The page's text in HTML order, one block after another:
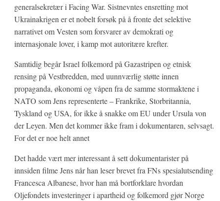
generalsekretær i Facing War. Sistnevntes ensretting mot
Ukrainakrigen er et nobelt forsøk på å fronte det selektive
narrativet om Vesten som forsvarer av demokrati og
internasjonale lover, i kamp mot autoritære krefter.
Samtidig begår Israel folkemord på Gazastripen og etnisk
rensing på Vestbredden, med uunnværlig støtte innen
propaganda, økonomi og våpen fra de samme stormaktene i
NATO som Jens representerte – Frankrike, Storbritannia,
Tyskland og USA, for ikke å snakke om EU under Ursula von
der Leyen. Men det kommer ikke fram i dokumentaren, selvsagt.
For det er noe helt annet
Det hadde vært mer interessant å sett dokumentarister på
innsiden filme Jens når han leser brevet fra FNs spesialutsending
Francesca Albanese, hvor han må bortforklare hvordan
Oljefondets investeringer i apartheid og folkemord gjør Norge